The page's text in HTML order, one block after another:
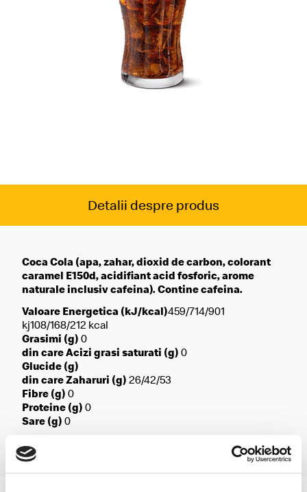
Detalii despre produs
Coca Cola (apa, zahar, dioxid de carbon, colorant
caramel E150d, acidifiant acid fosforic, arome
naturale inclusiv cafeina). Contine cafeina.
Valoare Energetica (kJ/kcal)459/714/901
kj108/168/212 kcal
Grasimi (g) 0
din care Acizi grasi saturati (g) 0
Glucide (g)
din care Zaharuri (g) 26/42/53
Fibre (g) 0
Proteine (g) 0
Sare (g) 0